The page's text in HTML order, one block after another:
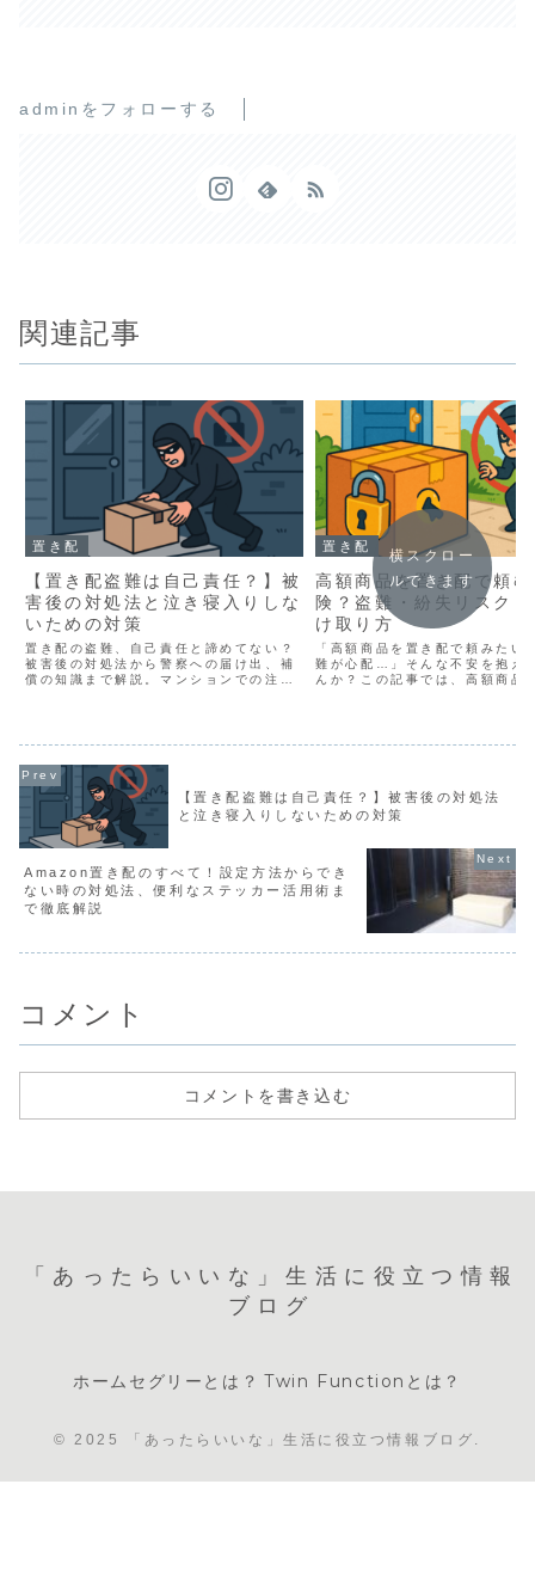
adminをフォローする
関連記事
置き配
【置き配盗難は自己責任？】被
害後の対処法と泣き寝入りしな
いための対策
置き配の盗難、自己責任と諦めてない？
被害後の対処法から警察への届け出、補
償の知識まで解説。マンションでの注意
置き配
高額商品を置き配で頼
険？盗難・紛失リスク
け取り方
「高額商品を置き配で頼みたい
難が心配…」そんな不安を抱え
んか？この記事では、高額商品
横スクロー
ルできます
【置き配盗難は自己責任？】被害後の対処法
と泣き寝入りしないための対策
Amazon置き配のすべて！設定方法からでき
ない時の対処法、便利なステッカー活用術ま
で徹底解説
コメント
コメントを書き込む
「あったらいいな」生活に役立つ情報
ブログ
ホームセグリーとは？ Twin Functionとは？
© 2025 「あったらいいな」生活に役立つ情報ブログ.